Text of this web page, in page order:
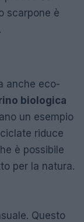
scarpone è
anche eco-
biologica
un esempio
riduce
è possibile
per la natura.
Questo